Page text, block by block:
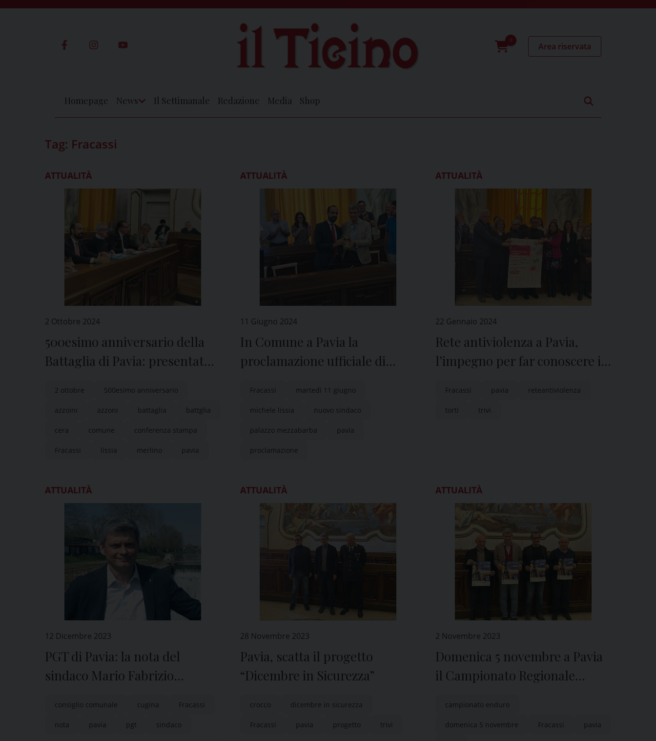
0
Area riservata
Homepage News Il Settimanale Redazione Media Shop
Tag: Fracassi
ATTUALITÀ
2 Ottobre 2024
500esimo anniversario della
Battaglia di Pavia: presentato
2025
2 ottobre 500esimo anniversario
azzoini azzoni battaglia battglia
cera comune conferenza stampa
Fracassi lissia merlino pavia
ATTUALITÀ
11 Giugno 2024
In Comune a Pavia la
proclamazione ufficiale di
Fracassi martedì 11 giugno
michele lissia nuovo sindaco
palazzo mezzabarba pavia
proclamazione
ATTUALITÀ
22 Gennaio 2024
Rete antiviolenza a Pavia,
l’impegno per far conoscere i
Fracassi pavia reteantiviolenza
torti trivi
ATTUALITÀ
12 Dicembre 2023
PGT di Pavia: la nota del
sindaco Mario Fabrizio
consiglio comunale cugina Fracassi
nota pavia pgt sindaco
ATTUALITÀ
28 Novembre 2023
Pavia, scatta il progetto
“Dicembre in Sicurezza”
crocco dicembre in sicurezza
Fracassi pavia progetto trivi
ATTUALITÀ
2 Novembre 2023
Domenica 5 novembre a Pavia
il Campionato Regionale
campionato enduro
domenica 5 novembre Fracassi pavia